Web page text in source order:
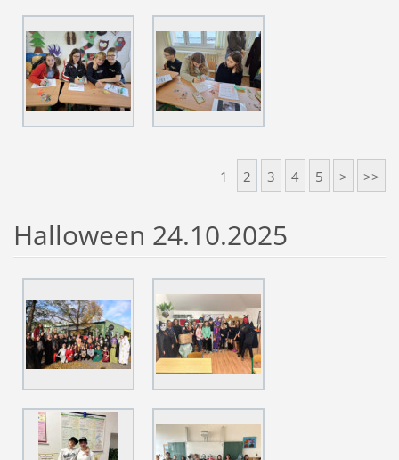
1 2 3 4 5 > >>
Halloween 24.10.2025